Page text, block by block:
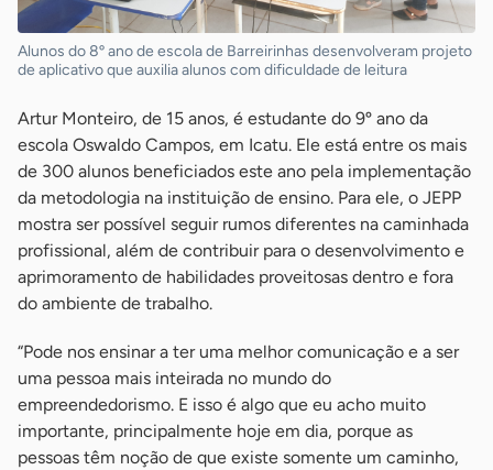
Alunos do 8º ano de escola de Barreirinhas desenvolveram projeto
de aplicativo que auxilia alunos com dificuldade de leitura
Artur Monteiro, de 15 anos, é estudante do 9º ano da
escola Oswaldo Campos, em Icatu. Ele está entre os mais
de 300 alunos beneficiados este ano pela implementação
da metodologia na instituição de ensino. Para ele, o JEPP
mostra ser possível seguir rumos diferentes na caminhada
profissional, além de contribuir para o desenvolvimento e
aprimoramento de habilidades proveitosas dentro e fora
do ambiente de trabalho.
“Pode nos ensinar a ter uma melhor comunicação e a ser
uma pessoa mais inteirada no mundo do
empreendedorismo. E isso é algo que eu acho muito
importante, principalmente hoje em dia, porque as
pessoas têm noção de que existe somente um caminho,